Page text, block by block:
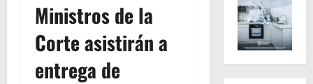
Ministros de la
Corte asistirán a
entrega de